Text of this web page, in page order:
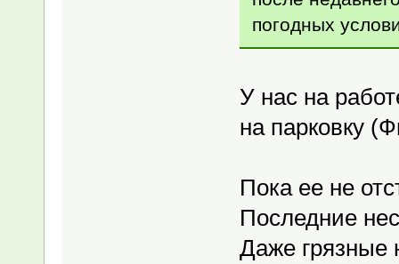
погодных
У нас на
на парковку
Пока ее не
Последние
Даже грязные